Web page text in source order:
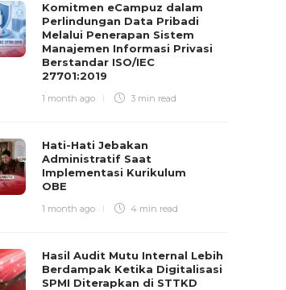
Komitmen eCampuz dalam
Perlindungan Data Pribadi
Melalui Penerapan Sistem
Manajemen Informasi Privasi
Berstandar ISO/IEC
27701:2019
1 month ago 3 min read
Hati-Hati Jebakan
Administratif Saat
Implementasi Kurikulum
OBE
1 month ago 4 min read
Hasil Audit Mutu Internal Lebih
Berdampak Ketika Digitalisasi
SPMI Diterapkan di STTKD